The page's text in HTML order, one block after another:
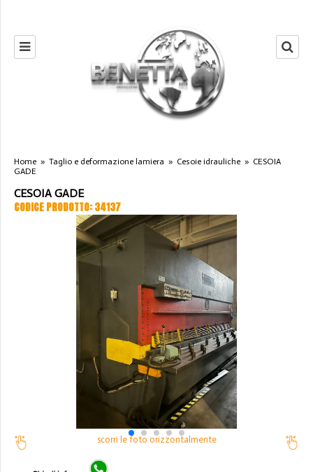
Home » Taglio e deformazione lamiera » Cesoie idrauliche » CESOIA
GADE
CESOIA GADE
CODICE PRODOTTO: 34137
scorri le foto orizzontalmente